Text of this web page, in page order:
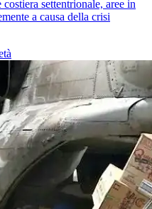
settentrionale, aree in
a causa della crisi